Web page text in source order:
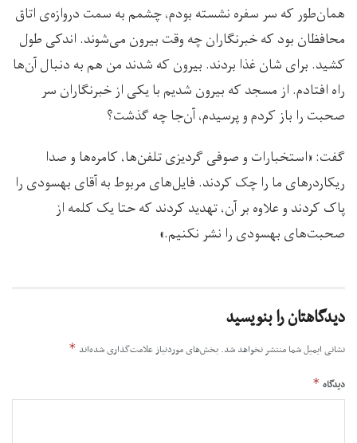
همان‌طور که سر سفره نشسته بودم، چشمم به سمت دروازه‌ی اتاق
محافظان بود که خبرنگاران چه وقت بیرون می‌شوند. اندکی طول
کشید. برای شان غذا بردند. بیرون که شدند من هم به دنبال آن‌ها
راه افتادم. از مسجد که بیرون شدیم با یکی از خبرنگاران سر
صحبت را باز کردم و پرسیدم، آن‌جا چه گذشت؟
گفت: «استخبارات و صوفی گردیزی تلفن‌ها، کامره‌ها و صدا
ریکاردرهای ما را چک کردند. فایل‌های مربوط به آقای بهسودی را
پاک کردند و علاوه بر آن، تهدید کردند که حتا یک کلمه از
صحبت‌های بهسودی را نشر نکنیم.»
دیدگاهتان را بنویسید
نشانی ایمیل شما منتشر نخواهد شد. بخش‌های موردنیاز علامت‌گذاری شده‌اند *
دیدگاه *